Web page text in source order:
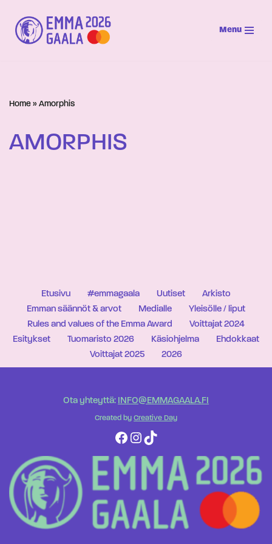
Siirry
suoraan
Menu
Home » Amorphis
AMORPHIS
Etusivu #emmagaala Uutiset
Arkisto
Emman säännöt & arvot
Medialle
Yleisölle / liput
Rules and values of the Emma Award
Voittajat 2024
Esitykset
Tuomaristo 2026 Käsiohjelma
Ehdokkaat
Voittajat 2025
2026
Ota yhteyttä: INFO@EMMAGAALA.FI
Created by Creative Day